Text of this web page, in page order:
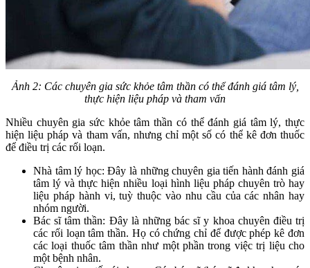
Ảnh 2: Các chuyên gia sức khỏe tâm thần có thể đánh giá tâm lý,
thực hiện liệu pháp và tham vấn
Nhiều chuyên gia sức khỏe tâm thần có thể đánh giá tâm lý, thực
hiện liệu pháp và tham vấn, nhưng chỉ một số có thể kê đơn thuốc
để điều trị các rối loạn.
Nhà tâm lý học: Đây là những chuyên gia tiến hành đánh giá
tâm lý và thực hiện nhiều loại hình liệu pháp chuyên trò hay
liệu pháp hành vi, tuỳ thuộc vào nhu cầu của các nhân hay
nhóm người.
Bác sĩ tâm thần: Đây là những bác sĩ y khoa chuyên điều trị
các rối loạn tâm thần. Họ có chứng chỉ để được phép kê đơn
các loại thuốc tâm thần như một phần trong việc trị liệu cho
một bệnh nhân.